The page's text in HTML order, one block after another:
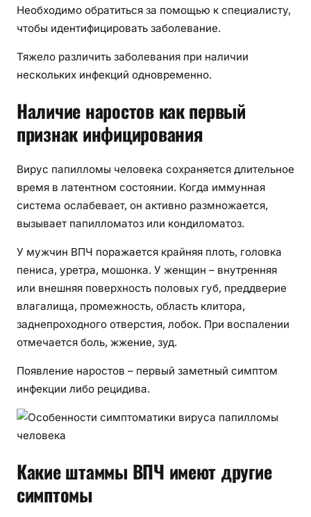
Необходимо обратиться за помощью к специалисту,
чтобы идентифицировать заболевание.
Тяжело различить заболевания при наличии
нескольких инфекций одновременно.
Наличие наростов как первый
признак инфицирования
Вирус папилломы человека сохраняется длительное
время в латентном состоянии. Когда иммунная
система ослабевает, он активно размножается,
вызывает папилломатоз или кондиломатоз.
У мужчин ВПЧ поражается крайняя плоть, головка
пениса, уретра, мошонка. У женщин – внутренняя
или внешняя поверхность половых губ, преддверие
влагалища, промежность, область клитора,
заднепроходного отверстия, лобок. При воспалении
отмечается боль, жжение, зуд.
Появление наростов – первый заметный симптом
инфекции либо рецидива.
Какие штаммы ВПЧ имеют другие
симптомы